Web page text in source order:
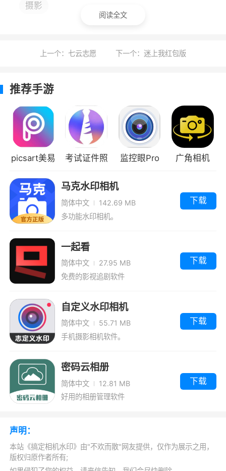
小编评价
以多点不一样的尝试
可以实现，非常简单方便
更新日志
修复了一些bug
增加了新的使用功能
摄影
阅读全文
上一个：七云志愿 下一个：迷上我红包版
推荐手游
picsart美易
正版
考试证件照 监控眼Pro 广角相机
马克水印相机
简体中文
142.69 MB
多功能水印相机。
下载
一起看
简体中文
27.95 MB
免费的影视追剧软件
下载
自定义水印相机
简体中文
55.71 MB
手机摄影相机软件。
下载
密码云相册
简体中文
12.81 MB
好用的相册管理软件
下载
声明：
本站《搞定相机水印》由"不欢而散"网友提供，仅作为展示之用，
版权归原作者所有;